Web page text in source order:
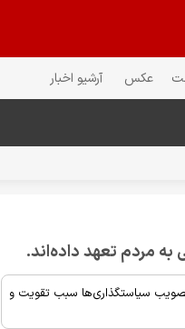
عکس آرشیو اخبار
مردم تعهد داده‌اند.
سیاستگذاری‌ها سبب تقویت و